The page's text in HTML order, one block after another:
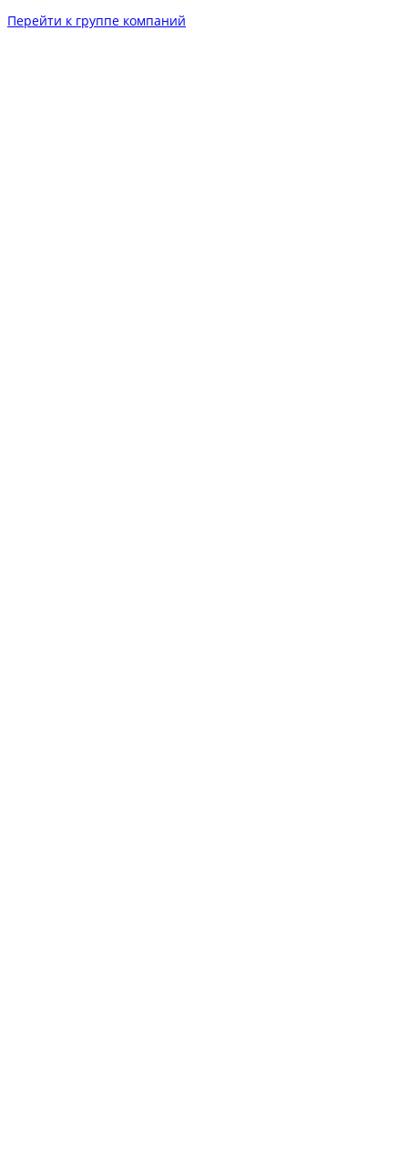
Перейти к группе компаний